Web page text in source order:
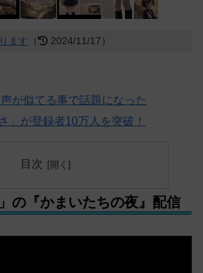
ます （ 2024/11/17）
が似てる事で話題になった
」が登録者10万人を突破！
目次
の『かまいたちの夜』配信